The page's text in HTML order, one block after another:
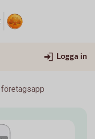
Logga in